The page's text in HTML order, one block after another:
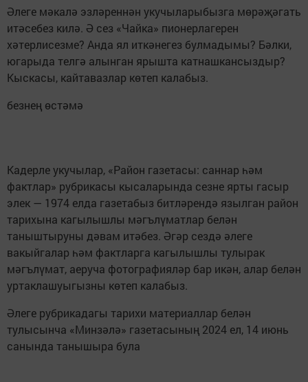
Әлеге мәкалә эзләреннән укучыларыбызга мөрәҗәгать
итәсебез килә. Ә сез «Чайка» пионерлагерен
хәтерлисезме? Анда ял иткәнегез булмадымы? Бәлки,
югарыда телгә алынган ярышта катнашкансыздыр?
Кыскасы, кайтавазлар көтеп калабыз.
безнең өстәмә
Кадерле укучылар, «Район газетасы: саннар һәм
фактлар» рубрикасы кысаларында сезне ярты гасыр
элек — 1974 елда газетабыз битләрендә язылган район
тарихына кагылышлы мәгълүматлар белән
таныштыруны дәвам итәбез. Әгәр сездә әлеге
вакыйгалар һәм фактларга кагылышлы тулырак
мәгълүмат, аеруча фотографияләр бар икән, алар белән
уртаклашуыгызны көтеп калабыз.
Әлеге рубрикадагы тарихи материаллар белән
тулысынча «Минзәлә» газетасының 2024 ел, 14 июнь
санында танышыра була